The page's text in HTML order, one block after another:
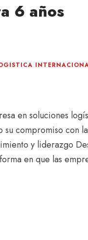
6 años
en soluciones
compromiso con
y liderazgo
en que las